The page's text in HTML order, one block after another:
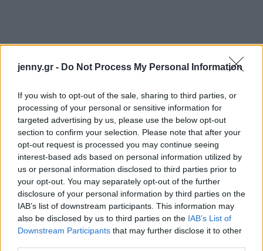
jenny.gr - Do Not Process My Personal Information
If you wish to opt-out of the sale, sharing to third parties, or
processing of your personal or sensitive information for
targeted advertising by us, please use the below opt-out
section to confirm your selection. Please note that after your
opt-out request is processed you may continue seeing
interest-based ads based on personal information utilized by
us or personal information disclosed to third parties prior to
your opt-out. You may separately opt-out of the further
disclosure of your personal information by third parties on the
IAB’s list of downstream participants. This information may
also be disclosed by us to third parties on the IAB’s List of
Downstream Participants that may further disclose it to other